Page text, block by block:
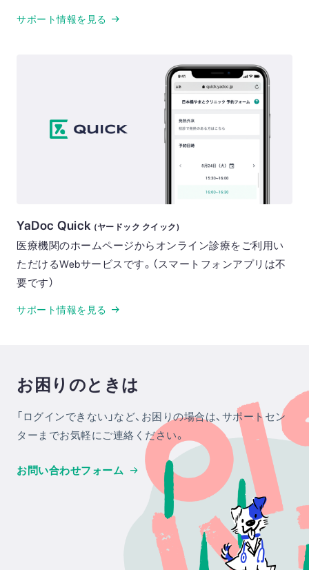
サポート情報を見る
YaDoc Quick (ヤードック クイック)
医療機関のホームページからオンライン診療をご利用い
ただけるWebサービスです。（スマートフォンアプリは不
要です）
サポート情報を見る
お困りのときは
「ログインできない」など、お困りの場合は、サポートセン
ターまでお気軽にご連絡ください。
お問い合わせフォーム